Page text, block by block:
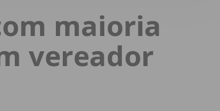
INICIAR SESSÃO
Perdeu a sua senha?
maioria
vereador